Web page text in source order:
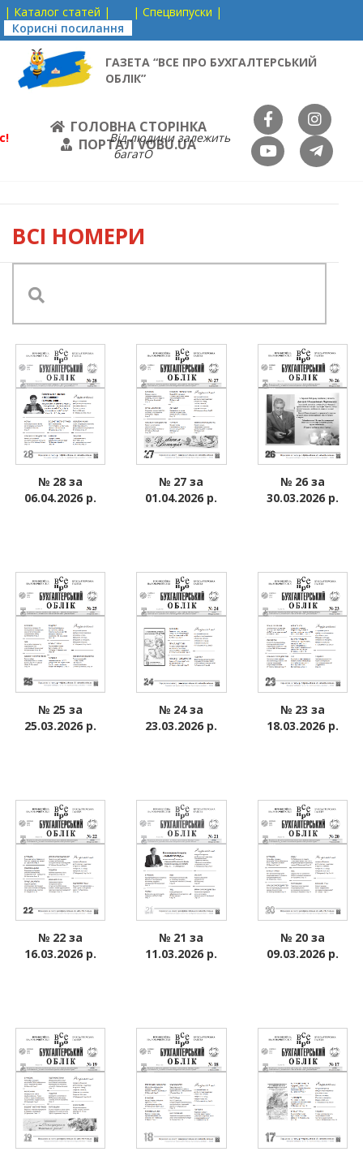
| Каталог статей |
| Спецвипуски |
Корисні посилання
ГАЗЕТА “ВСЕ ПРО БУХГАЛТЕРСЬКИЙ
ОБЛІК”
ГОЛОВНА СТОРІНКА
ПОРТАЛ VOBU.UA
Від людини залежить
багатО
ВСІ НОМЕРИ
№ 28 за
06.04.2026 р.
№ 27 за
01.04.2026 р.
№ 26 за
30.03.2026 р.
№ 25 за
25.03.2026 р.
№ 24 за
23.03.2026 р.
№ 23 за
18.03.2026 р.
№ 22 за
16.03.2026 р.
№ 21 за
11.03.2026 р.
№ 20 за
09.03.2026 р.